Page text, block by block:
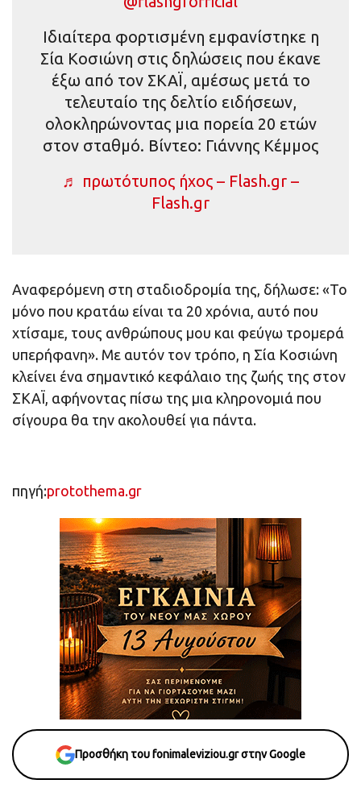
Iδιαίτερα φορτισμένη εμφανίστηκε η
Σία Κοσιώνη στις δηλώσεις που έκανε
έξω από τον ΣΚΑΪ, αμέσως μετά το
τελευταίο της δελτίο ειδήσεων,
ολοκληρώνοντας μια πορεία 20 ετών
στον σταθμό. Βίντεο: Γιάννης Κέμμος
♬ πρωτότυπος ήχος – Flash.gr –
Flash.gr
Αναφερόμενη στη σταδιοδρομία της, δήλωσε: «Το
μόνο που κρατάω είναι τα 20 χρόνια, αυτό που
χτίσαμε, τους ανθρώπους μου και φεύγω τρομερά
υπερήφανη». Με αυτόν τον τρόπο, η Σία Κοσιώνη
κλείνει ένα σημαντικό κεφάλαιο της ζωής της στον
ΣΚΑΪ, αφήνοντας πίσω της μια κληρονομιά που
σίγουρα θα την ακολουθεί για πάντα.
πηγή:protothema.gr
Προσθήκη του fonimaleviziou.gr στην Google